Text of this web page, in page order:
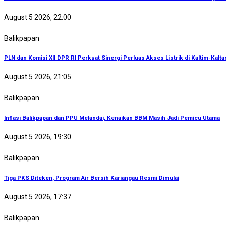
August 5 2026, 22:00
Balikpapan
PLN dan Komisi XII DPR RI Perkuat Sinergi Perluas Akses Listrik di Kaltim-
August 5 2026, 21:05
Balikpapan
Inflasi Balikpapan dan PPU Melandai, Kenaikan BBM Masih Jadi Pemicu Utama
August 5 2026, 19:30
Balikpapan
Tiga PKS Diteken, Program Air Bersih Kariangau Resmi Dimulai
August 5 2026, 17:37
Balikpapan